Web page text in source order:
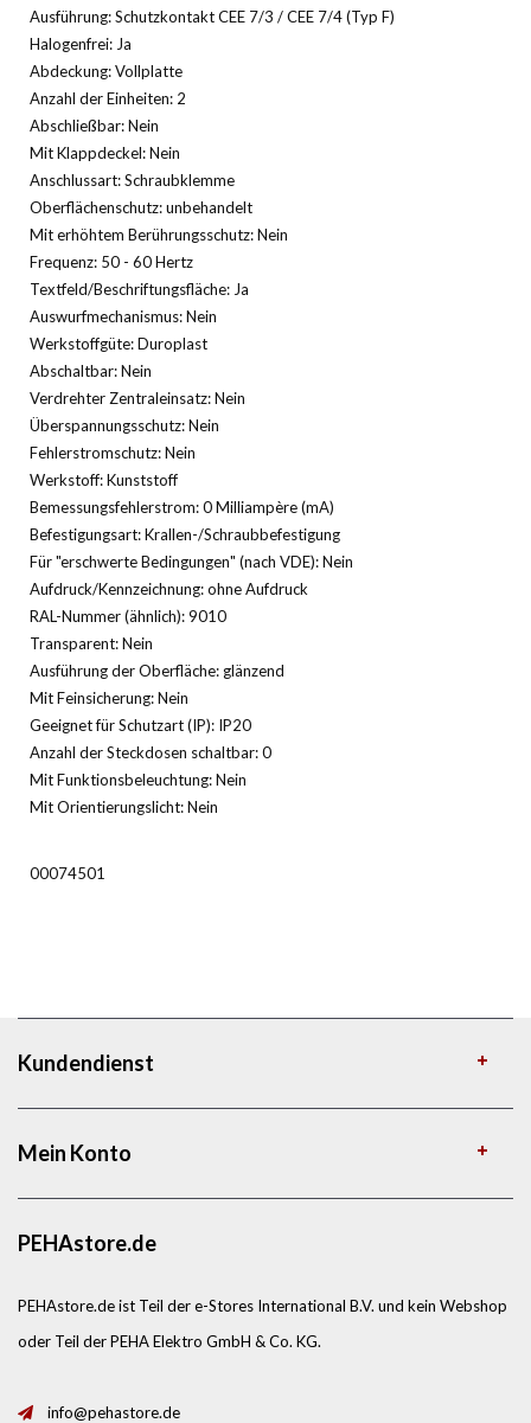
Ausführung: Schutzkontakt CEE 7/3 / CEE 7/4 (Typ F)
Halogenfrei: Ja
Abdeckung: Vollplatte
Anzahl der Einheiten: 2
Abschließbar: Nein
Mit Klappdeckel: Nein
Anschlussart: Schraubklemme
Oberflächenschutz: unbehandelt
Mit erhöhtem Berührungsschutz: Nein
Frequenz: 50 - 60 Hertz
Textfeld/Beschriftungsfläche: Ja
Auswurfmechanismus: Nein
Werkstoffgüte: Duroplast
Abschaltbar: Nein
Verdrehter Zentraleinsatz: Nein
Überspannungsschutz: Nein
Fehlerstromschutz: Nein
Werkstoff: Kunststoff
Bemessungsfehlerstrom: 0 Milliampère (mA)
Befestigungsart: Krallen-/Schraubbefestigung
Für "erschwerte Bedingungen" (nach VDE): Nein
Aufdruck/Kennzeichnung: ohne Aufdruck
RAL-Nummer (ähnlich): 9010
Transparent: Nein
Ausführung der Oberfläche: glänzend
Mit Feinsicherung: Nein
Geeignet für Schutzart (IP): IP20
Anzahl der Steckdosen schaltbar: 0
Mit Funktionsbeleuchtung: Nein
Mit Orientierungslicht: Nein
00074501
Kundendienst
Mein Konto
PEHAstore.de
PEHAstore.de ist Teil der e-Stores International B.V. und kein Webshop
oder Teil der PEHA Elektro GmbH & Co. KG.
info@pehastore.de